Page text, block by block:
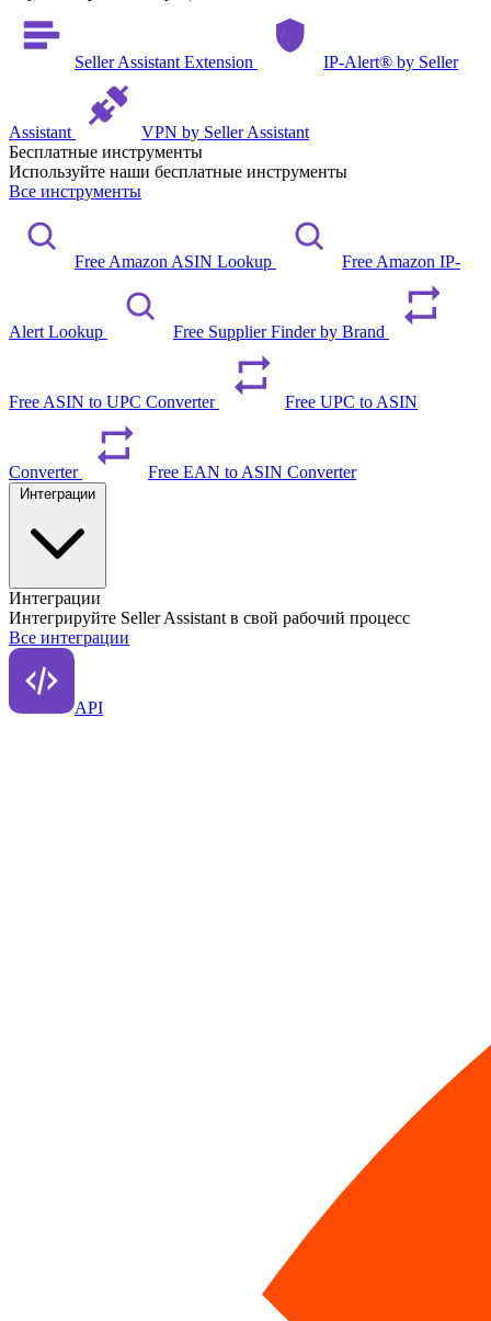
Seller Assistant Extension IP-Alert® by Seller
Assistant
VPN by Seller Assistant
Бесплатные инструменты
Используйте наши бесплатные инструменты
Все инструменты
Free Amazon ASIN Lookup Free Amazon IP-
Alert Lookup Free Supplier Finder by Brand
Free ASIN to UPC Converter Free UPC to ASIN
Converter Free EAN to ASIN Converter
Интеграции
Интегрируйте Seller Assistant в свой рабочий процесс
Все интеграции
API